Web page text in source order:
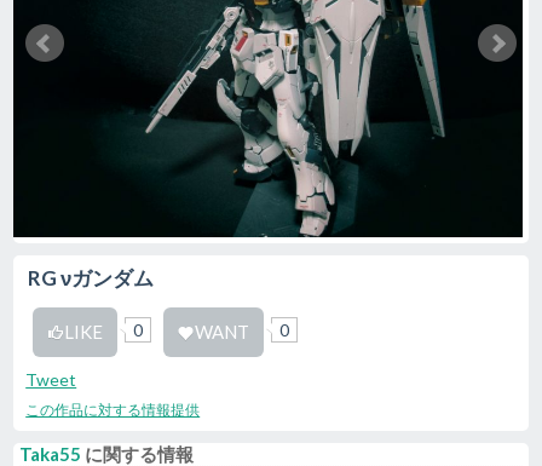
RG νガンダム
LIKE 0 WANT 0
Tweet
この作品に対する情報提供
Taka55 に関する情報